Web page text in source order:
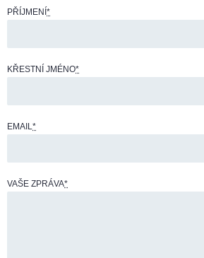
PŘÍJMENÍ *
KŘESTNÍ JMÉNO*
EMAIL*
VAŠE ZPRÁVA*